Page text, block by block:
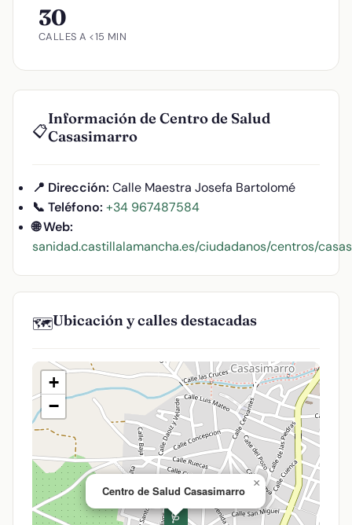
30
CALLES A <15 MIN
📋
Información de Centro de Salud
Casasimarro
📍 Dirección: Calle Maestra Josefa Bartolomé
📞 Teléfono: +34 967487584
🌐 Web:
sanidad.castillalamancha.es/ciudadanos/centros/
🗺️Ubicación y calles destacadas
🩺
Centro de Salud Casasimarro
×
+
−